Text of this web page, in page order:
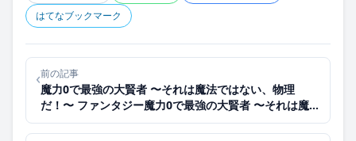
はてなブックマーク
‹前の記事
魔力0で最強の大賢者 〜それは魔法ではない、物理
だ！〜 ファンタジー魔力0で最強の大賢者 〜それは魔法
ではない、物理だ！〜2026年6月